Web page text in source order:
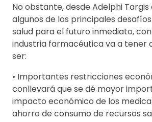
No obstante, desde Adelphi
algunos de los principales
salud para el futuro inmediato,
industria farmacéutica va a tener
ser:
• Importantes restricciones
conllevará que se dé mayor
impacto económico de los
ahorro de consumo de recursos